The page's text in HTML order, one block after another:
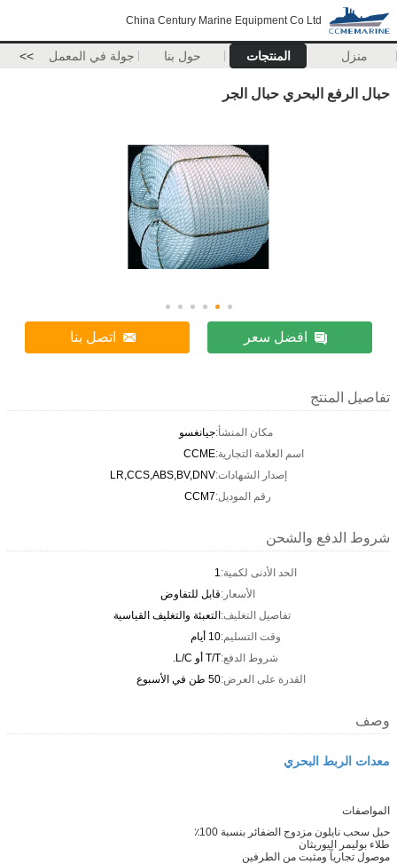
China Century Marine Equipment Co Ltd
منزل المنتجات حول بنا جولة في المعمل >>
حبال الرفع البحري حبال الجر
افضل سعر اتصل بنا
تفاصيل المنتج
مكان المنشأ:جيانغسو
اسم العلامة التجارية:CCME
إصدار الشهادات:LR,CCS,ABS,BV,DNV
رقم الموديل:CCM7
شروط الدفع والشحن
الحد الأدنى لكمية:1
الأسعار:قابل للتفاوض
تفاصيل التغليف:التعبئة والتغليف القياسية
وقت التسليم:10 أيام
شروط الدفع:T/T أو L/C.
القدرة على العرض:50 طن في الأسبوع
وصف
معدات الربط البحري
المواصفات
حبل سحب نايلون مزدوج الضفائر بنسبة 100٪
طلاء بوليمر اليوريثان
موصول تجارياً ومثبت من الطرفين